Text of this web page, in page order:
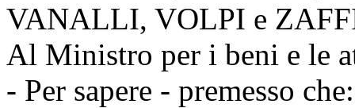
VANALLI, VOLPI e
Al Ministro per i beni e le
- Per sapere - premesso che: